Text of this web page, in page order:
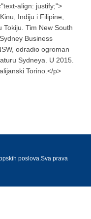
align: justify;">
Indiju i Filipine,
Tim New South
Business
odradio ogroman
Sydneya. U 2015.
Torino.</p>
poslova.Sva prava